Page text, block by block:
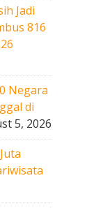
Jadi
816
Negara
di
5, 2026